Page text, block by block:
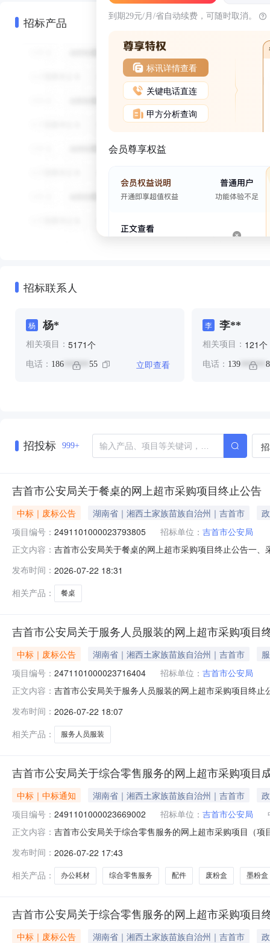
招标产品 到期29元/月/省自动续费，可随时取消。
标讯详情查看
关键电话直连
甲方分析查询
会员尊享权益
招标联系人
杨 杨*
相关项目： 5171个
电话： 186 ****** 55 立即查看
李 李**
相关项目： 121个
电话： 139******
招投标 999+
吉首市公安局关于餐桌的网上超市采购项目终止公告
中标｜废标公告 湖南省｜湘西土家族苗族自治州｜吉首市
项目编号： 2491101000023793805 招标单位： 吉首市公安局
正文内容： 吉首市公安局关于餐桌的网上超市采购项目终止公告一
https://hunan.zcygov.cn
发布时间： 2026-07-22 18:31
相关产品：
餐桌
吉首市公安局关于服务人员服装的网上超市采购项目
中标｜废标公告 湖南省｜湘西土家族苗族自治州｜吉首市
项目编号： 2471101000023716404 招标单位： 吉首市公安局
正文内容： 吉首市公安局关于服务人员服装的网上超市采购项目终
新下单八、其他事项：https://hunan.zcygov.cn
发布时间： 2026-07-22 18:07
相关产品：
服务人员服装
吉首市公安局关于综合零售服务的网上超市采购项目
中标｜中标通知 湖南省｜湘西土家族苗族自治州｜吉首市
项目编号： 2491101000023669002 招标单位： 吉首市公安局
正文内容： 吉首市公安局关于综合零售服务的网上超市采购项目（
二、采购单位信息采购单位名称：吉首市公安局采购单
发布时间： 2026-07-22 17:43
相关产品：
办公耗材 综合零售服务 配件 废粉盒 墨粉盒
吉首市公安局关于综合零售服务的网上超市采购项目
中标｜废标公告 湖南省｜湘西土家族苗族自治州｜吉首市